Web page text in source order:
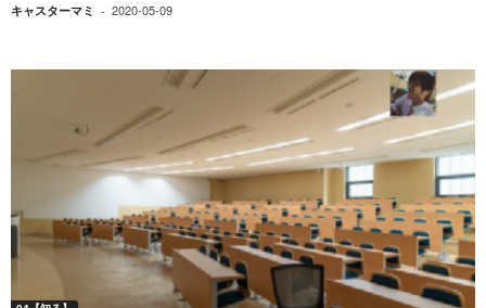
キャスターマミ - 2020-05-09